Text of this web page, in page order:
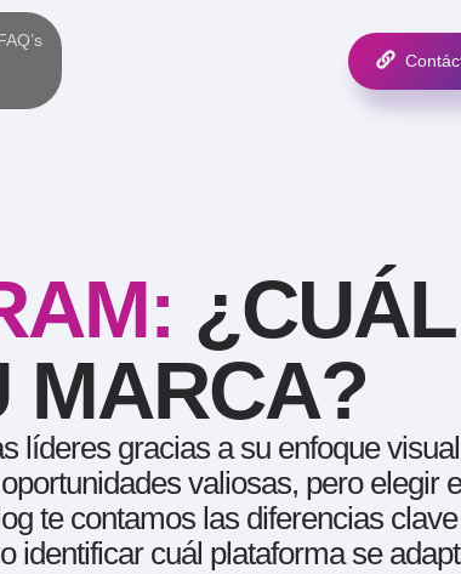
¿CUÁL
MARCA?
líderes gracias a su enfoque
valiosas, pero elegir
te contamos las diferencias
identificar cuál plataforma se